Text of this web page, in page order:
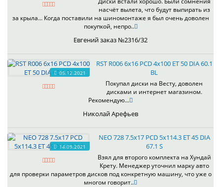
насчёт вылета, что будут выпирать из
за крыла... Когда поставили на шиномонтаже я был очень доволен
покупкой, непро..
Евгений заказ №2316/32
05.12.2021
RST R006 6x16 PCD 4x100 ET 50 DIA 60.1
BL
Покупал диски на Весту, доволен
дисками и интернет магазином.
Рекомендую...
Николай Арефьев
14.09.2021
NEO 728 7.5x17 PCD 5x114.3 ET 45 DIA
67.1 S
Взял для второго комплекта на Хундай
Крету. Менеджер уточнил марку авто
для проверки параметров дисков под конкретную машину, что уже о
многом говорит..